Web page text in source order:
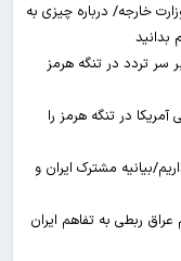
خارجه/ درباره چیزی به
بدانید
سر تردد در تنگه هرمز
در تنگه هرمز را
بیانیه مشترک ایران و
ربطی به تفاهم ایران